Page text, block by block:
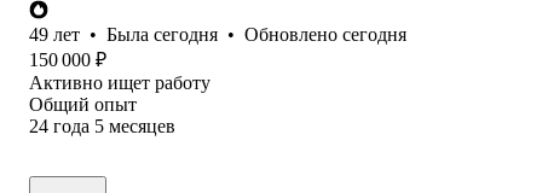
49 лет • Была сегодня • Обновлено сегодня
150 000 ₽
Активно ищет работу
Общий опыт
24 года 5 месяцев